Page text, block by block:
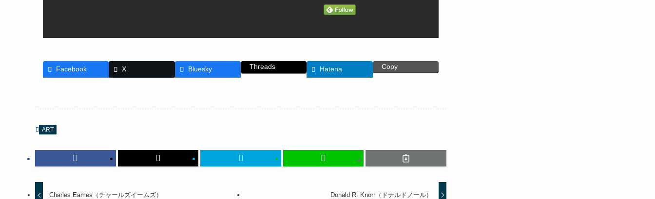
Facebook X Bluesky Threads Hatena Copy
ART
Charles Eames（チャールズイームズ） Donald R. Knorr（ドナルドノール）